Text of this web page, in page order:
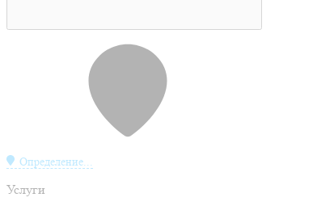
Определение...
Услуги